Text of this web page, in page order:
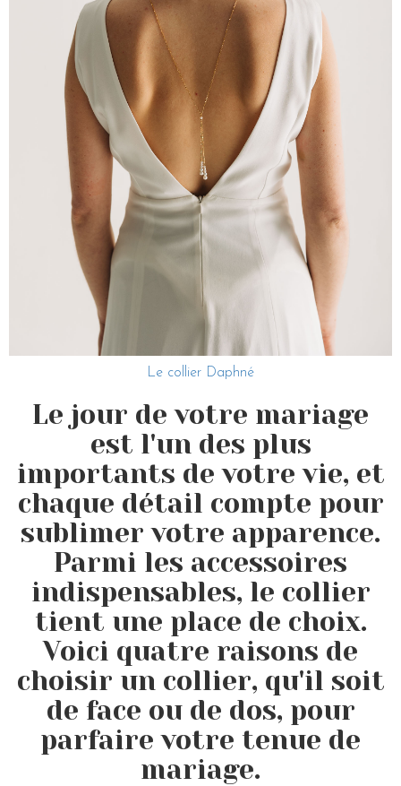
Le collier Daphné
Le jour de votre mariage
est l'un des plus
importants de votre vie, et
chaque détail compte pour
sublimer votre apparence.
Parmi les accessoires
indispensables, le collier
tient une place de choix.
Voici quatre raisons de
choisir un collier, qu'il soit
de face ou de dos, pour
parfaire votre tenue de
mariage.